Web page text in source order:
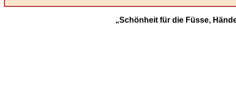
„Schönheit für die Füsse,